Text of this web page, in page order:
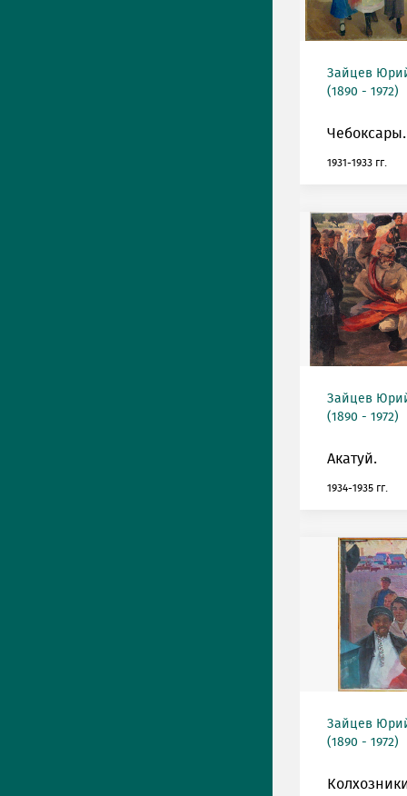
Зайцев
(1890 - 1972)
Чебоксары.
1931-1933 гг.
Зайцев
(1890 - 1972)
Акатуй.
1934-1935 гг.
Зайцев
(1890 - 1972)